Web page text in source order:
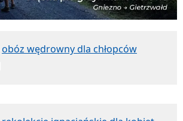
obóz wędrowny dla chłopców